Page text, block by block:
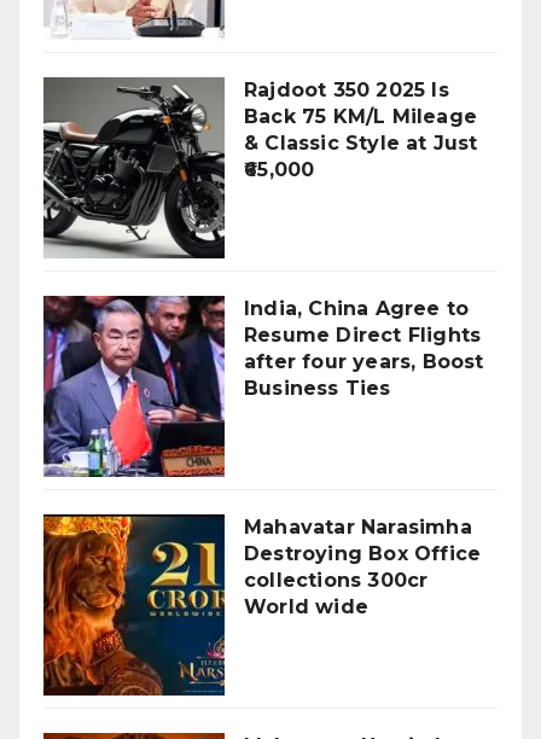
Rajdoot 350 2025 Is
Back 75 KM/L Mileage
& Classic Style at Just
₹65,000
India, China Agree to
Resume Direct Flights
after four years, Boost
Business Ties
Mahavatar Narasimha
Destroying Box Office
collections 300cr
World wide